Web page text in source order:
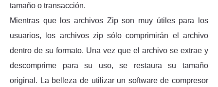
tamaño o transacción.
Mientras que los archivos Zip son muy útiles para los
usuarios, los archivos zip sólo comprimirán el archivo
dentro de su formato. Una vez que el archivo se extrae y
descomprime para su uso, se restaura su tamaño
original. La belleza de utilizar un software de compresor